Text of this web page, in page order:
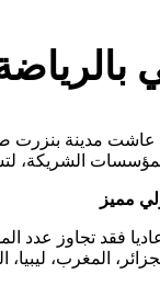
عاشت مدينة بنزرت
الشريكة،
مميز
المغرب، ليبيا،